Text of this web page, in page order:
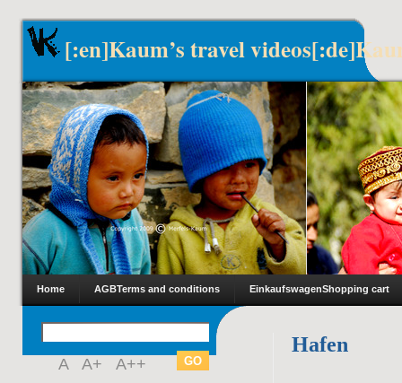
[:en]Kaum’s travel
Home AGBTerms and conditions EinkaufswagenShopping cart
A A+ A++
Hafen